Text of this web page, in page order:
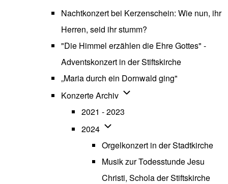
Nachtkonzert bei Kerzenschein: Wie nun, ihr
Herren, seid ihr stumm?
"Die Himmel erzählen die Ehre Gottes" -
Adventskonzert in der Stiftskirche
„Maria durch ein Dornwald ging"
Konzerte Archiv Unternavigation von
2021 - 2023
2024 Unternavigation von 2024
Orgelkonzert in der Stadtkirche
Musik zur Todesstunde Jesu
Christi, Schola der Stiftskirche